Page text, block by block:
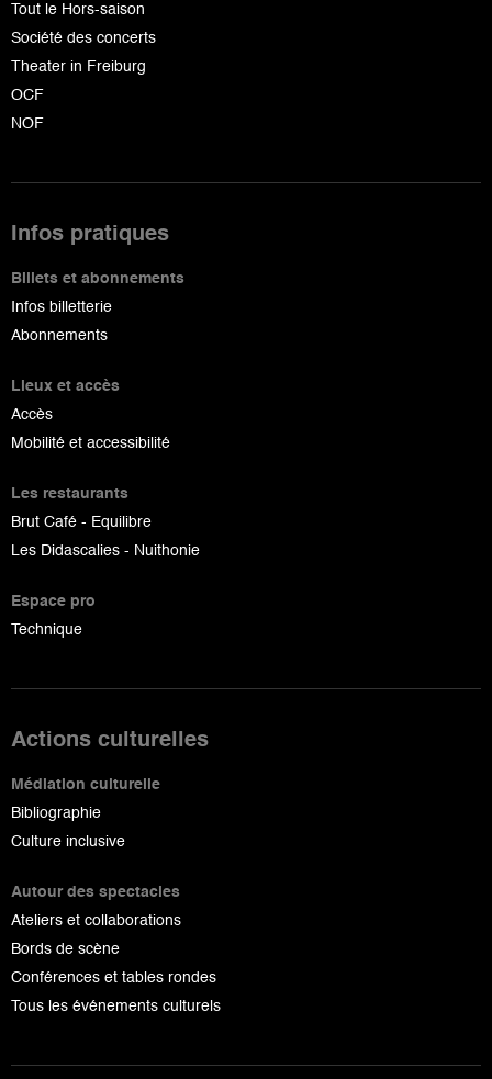
Tout le Hors-saison
Société des concerts
Theater in Freiburg
OCF
NOF
Infos pratiques
Billets et abonnements
Infos billetterie
Abonnements
Lieux et accès
Accès
Mobilité et accessibilité
Les restaurants
Brut Café - Equilibre
Les Didascalies - Nuithonie
Espace pro
Technique
Actions culturelles
Médiation culturelle
Bibliographie
Culture inclusive
Autour des spectacles
Ateliers et collaborations
Bords de scène
Conférences et tables rondes
Tous les événements culturels